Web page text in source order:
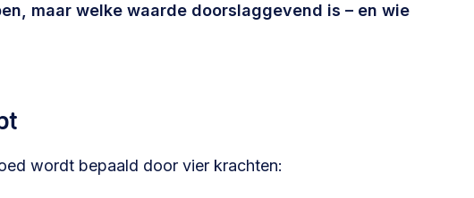
maar welke waarde doorslaggevend is – en wie
wordt bepaald door vier krachten: